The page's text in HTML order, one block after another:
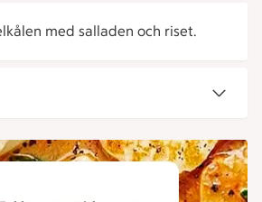
med salladen och riset.